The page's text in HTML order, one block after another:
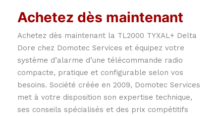
Achetez dès maintenant
Achetez dès maintenant la TL2000 TYXAL+ Delta
Dore chez Domotec Services et équipez votre
système d’alarme d’une télécommande radio
compacte, pratique et configurable selon vos
besoins. Société créée en 2009, Domotec Services
met à votre disposition son expertise technique,
ses conseils spécialisés et des prix compétitifs